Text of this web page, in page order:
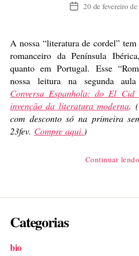
Data20 de fevereiro
A nossa “literatura de cordel”
romanceiro da Península
quanto em Portugal. Esse
nossa leitura na segunda
Conversa Espanhola: do El
invenção da literatura moderna.
com desconto só na primeira
23fev. Compre aqui.)
Continuar lendo
Categorias
bio